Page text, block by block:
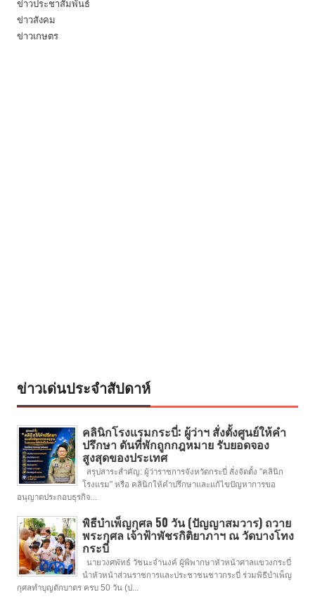
ข่าวประชาสัมพันธ์
ข่าวสังคม
ข่าวเกษตร
ข่าวเด่นประจำสัปดาห์
คลินิกโรงแรมกระบี่: ผู้ว่าฯ สั่งตั้งศูนย์ให้คำ
ปรึกษา ดันที่พักถูกกฎหมาย รับยอดจอง
สูงสุดของประเทศ
สรุปสาระสำคัญ: ผู้ว่าราชการจังหวัดกระบี่ สั่งจัดตั้ง "คลินิก
โรงแรม" หรือ คลินิกให้คำปรึกษาและแก้ไขปัญหาการขอ
อนุญาตประกอบธุรกิจ...
พิธีบำเพ็ญกุศล 50 วัน (ปัญญาสมวาร) ถวาย
พระกุศล เจ้าฟ้าพัชรกิติยาภาฯ ณ วัดบางโทง
กระบี่
นายวงศพัทธ์ วัชนะจำนงค์ ผู้พิพากษาหัวหน้าศาลแขวงกระบี่
นำหัวหน้าส่วนราชการและประชาชนชาวกระบี่ ร่วมพิธีบำเพ็ญ
กุศลทำบุญตักบาตร ครบ 50 วัน (ป...